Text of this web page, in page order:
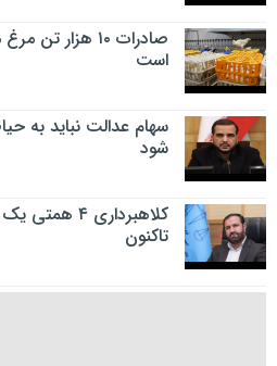
است
سهام عدالت نباید به
شود
تاکنون